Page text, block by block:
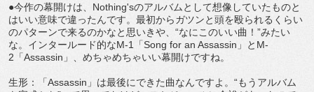
●今作の幕開けは、Nothing'sのアルバムとして想像していたものと
はいい意味で違ったんです。最初からガツンと頭を殴られるくらい
のパターンで来るのかなと思いきや、“なにこのいい曲！”みたい
な。インタールード的なM-1「Song for an Assassin」とM-
2「Assassin」、めちゃめちゃいい幕開けですね。
生形：「Assassin」は最後にできた曲なんですよ。“もうアルバム